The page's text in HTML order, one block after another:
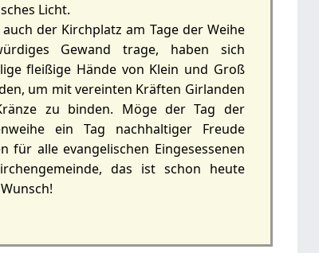
Licht.
der Kirchplatz am Tage der Weihe
Gewand trage, haben sich
fleißige Hände von Klein und Groß
um mit vereinten Kräften Girlanden
zu binden. Möge der Tag der
ein Tag nachhaltiger Freude
für alle evangelischen Eingesessenen
das ist schon heute